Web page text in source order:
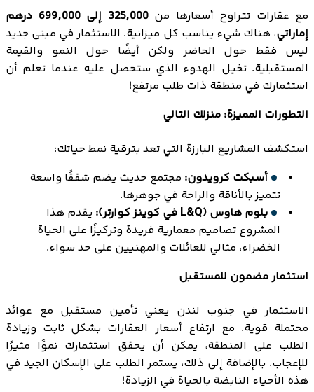
مع عقارات تتراوح أسعارها من
325,000 إلى 699,000 درهم
إماراتي، هناك شيء يناسب كل ميزانية. الاستثمار في مبنى جديد
ليس فقط حول الحاضر ولكن أيضًا حول النمو والقيمة
المستقبلية. تخيل الهدوء الذي ستحصل عليه عندما تعلم أن
استثمارك في منطقة ذات طلب مرتفع!
التطورات المميزة: منزلك التالي
استكشف المشاريع البارزة التي تعد بترقية نمط حياتك:
أسبكت كرويدون: مجتمع حديث يضم شققًا واسعة
تتميز بالأناقة والراحة في جوهرها.
بلوم هاوس (L&Q في كوينز كوارتر):
يقدم هذا
المشروع تصاميم معمارية فريدة وتركيزًا على الحياة
الخضراء، مثالي للعائلات والمهنيين على حد سواء.
استثمار مضمون للمستقبل
الاستثمار في جنوب لندن يعني تأمين مستقبل مع عوائد
محتملة قوية. مع ارتفاع أسعار العقارات بشكل ثابت وزيادة
الطلب على المنطقة، يمكن أن يحقق استثمارك نموًا مثيرًا
للإعجاب. بالإضافة إلى ذلك، يستمر الطلب على الإسكان الجيد في
هذه الأحياء النابضة بالحياة في الزيادة!